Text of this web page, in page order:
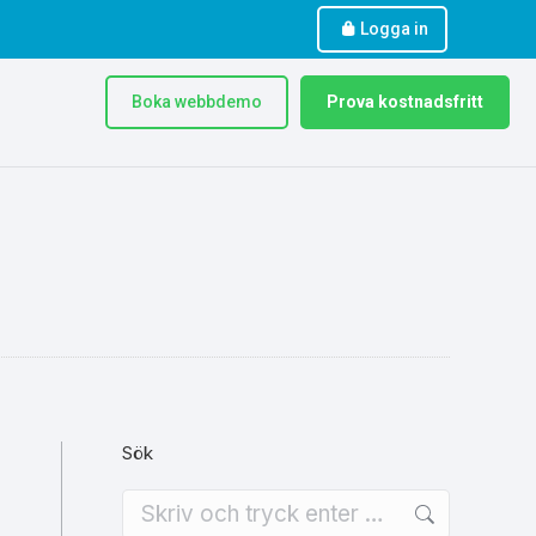
Logga in
Boka webbdemo Prova kostnadsfritt
Sök